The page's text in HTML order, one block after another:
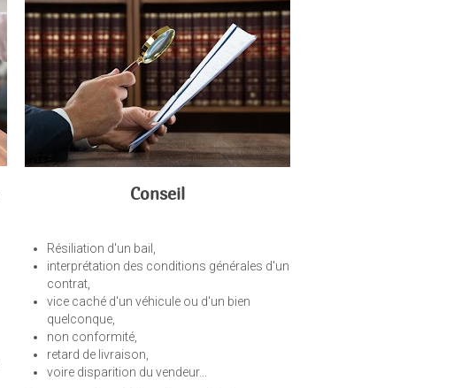
Conseil
Résiliation d'un bail,
interprétation des conditions générales d'un
contrat,
vice caché d'un véhicule ou d'un bien
quelconque,
non conformité,
retard de livraison,
voire disparition du vendeur...